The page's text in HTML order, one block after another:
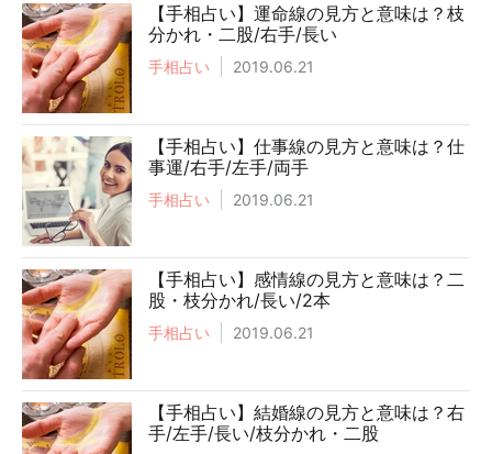
【手相占い】運命線の見方と意味は？枝
分かれ・二股/右手/長い
手相占い 2019.06.21
【手相占い】仕事線の見方と意味は？仕
事運/右手/左手/両手
手相占い 2019.06.21
【手相占い】感情線の見方と意味は？二
股・枝分かれ/長い/2本
手相占い 2019.06.21
【手相占い】結婚線の見方と意味は？右
手/左手/長い/枝分かれ・二股